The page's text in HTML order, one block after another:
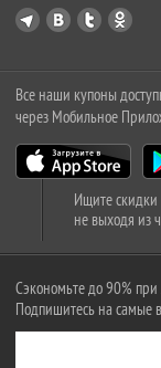
Все наши купоны
через Мобильное
Ищите скидки
не выходя из
Сэкономьте до 90%
Подпишитесь на самые